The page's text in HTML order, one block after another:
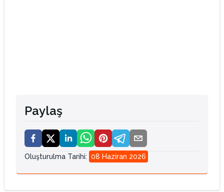
Paylaş
Oluşturulma Tarihi: 08 Haziran 2026